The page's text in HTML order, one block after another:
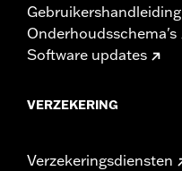
Gebruikershandleiding
Onderhoudsschema's
Software updates
VERZEKERING
Verzekeringsdiensten